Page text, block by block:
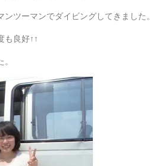
ツーマンでダイビングしてきました。
も良好↑↑